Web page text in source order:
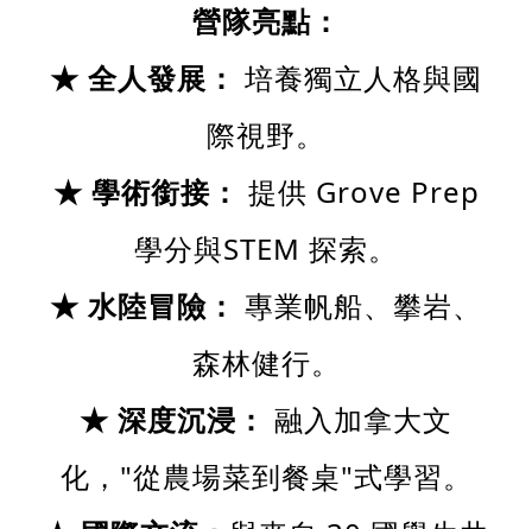
營隊亮點：
★ 全人發展： 培養獨立人格與國
際視野。
★ 學術銜接： 提供 Grove Prep
學分與STEM 探索。
★ 水陸冒險： 專業帆船、攀岩、
森林健行。
★ 深度沉浸： 融入加拿大文
化，"從農場菜到餐桌"式學習。